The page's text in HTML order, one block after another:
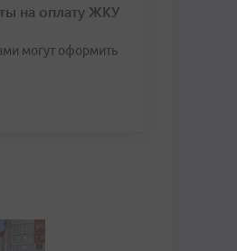
на оплату ЖКУ
могут оформить